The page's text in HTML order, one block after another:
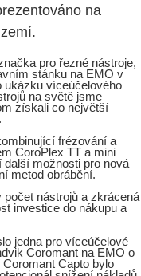
na
pro řezné nástroje,
stánku na EMO v
ukázku víceúčelového
na světě jsme
získali co největší
frézování a
CoroPlex TT a mini
další možnosti pro nová
metod obrábění.
nástrojů a zkrácená
investice do nákupu a
jedna pro víceúčelové
Coromant na EMO o
Capto bylo